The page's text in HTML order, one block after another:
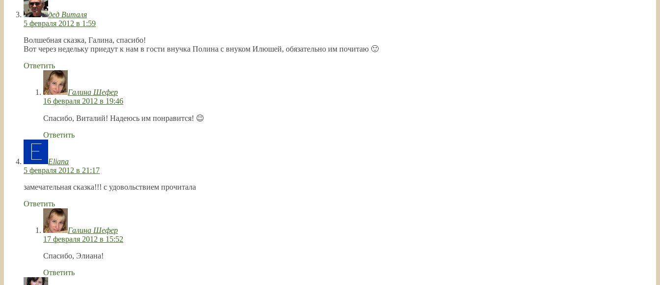
дед Виталя
5 февраля 2012 в 1:59
Волшебная сказка, Галина, спасибо!
Вот через недельку приедут к нам в гости внучка Полина с внуком Илюшей, обязательно им почитаю 🙂
Ответить
Галина Шефер
16 февраля 2012 в 19:46
Спасибо, Виталий! Надеюсь им понравится! 😉
Ответить
Eliana
5 февраля 2012 в 21:17
замечательная сказка!!! с удовольствием прочитала
Ответить
Галина Шефер
17 февраля 2012 в 15:52
Спасибо, Элиана!
Ответить